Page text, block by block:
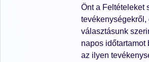
Önt a Feltételeket
választásunk
napos időtartamot
az ilyen